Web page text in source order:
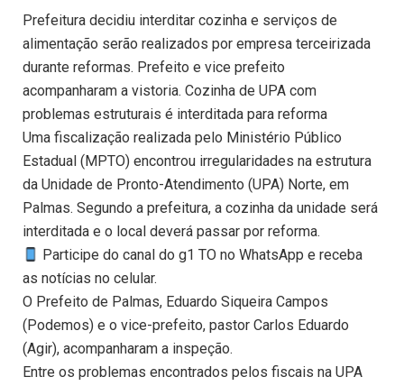
Prefeitura decidiu interditar cozinha e serviços de
alimentação serão realizados por empresa terceirizada
durante reformas. Prefeito e vice prefeito
acompanharam a vistoria. Cozinha de UPA com
problemas estruturais é interditada para reforma
Uma fiscalização realizada pelo Ministério Público
Estadual (MPTO) encontrou irregularidades na estrutura
da Unidade de Pronto-Atendimento (UPA) Norte, em
Palmas. Segundo a prefeitura, a cozinha da unidade será
interditada e o local deverá passar por reforma.
Participe do canal do g1 TO no WhatsApp e receba
as notícias no celular.
O Prefeito de Palmas, Eduardo Siqueira Campos
(Podemos) e o vice-prefeito, pastor Carlos Eduardo
(Agir), acompanharam a inspeção.
Entre os problemas encontrados pelos fiscais na UPA